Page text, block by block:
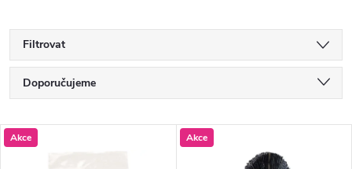
Filtrovat
Ř
a
Doporučujeme
Nejdražší
V
Akce Akce